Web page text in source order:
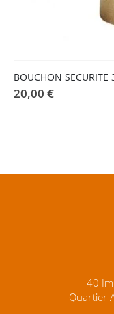
20,00 €
40
Quartier